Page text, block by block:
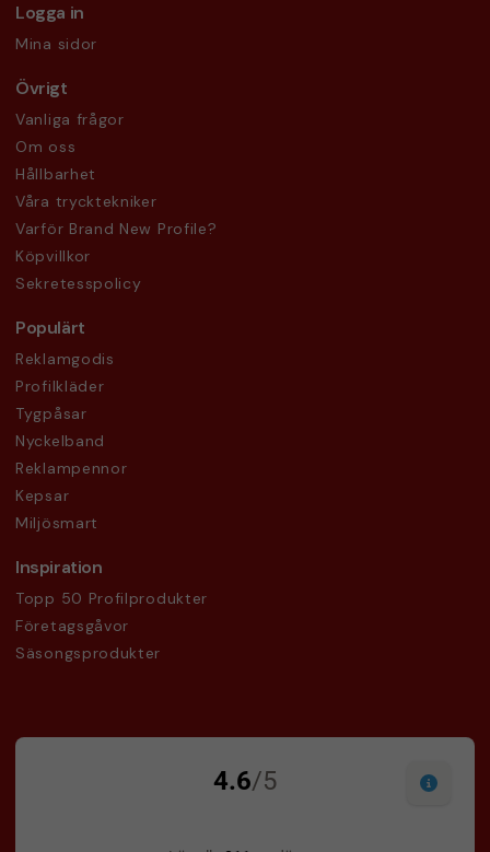
Logga in
Mina sidor
Övrigt
Vanliga frågor
Om oss
Hållbarhet
Våra trycktekniker
Varför Brand New Profile?
Köpvillkor
Sekretesspolicy
Populärt
Reklamgodis
Profilkläder
Tygpåsar
Nyckelband
Reklampennor
Kepsar
Miljösmart
Inspiration
Topp 50 Profilprodukter
Företagsgåvor
Säsongsprodukter